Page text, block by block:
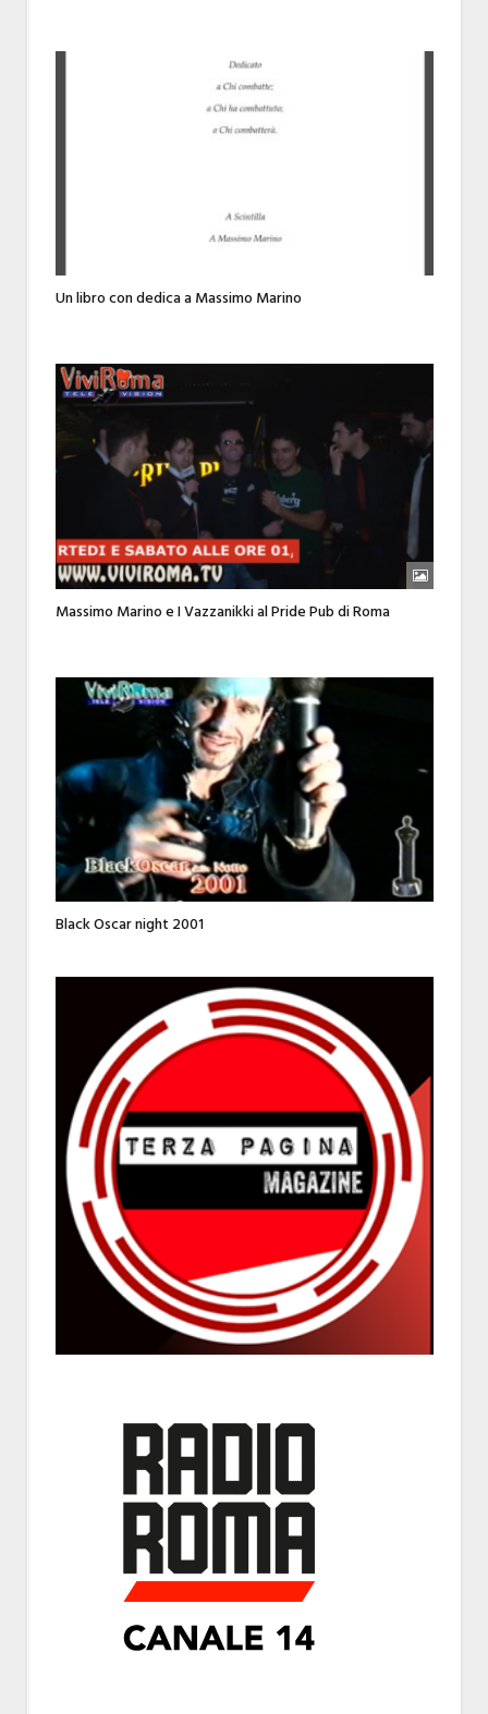
Un libro con dedica a Massimo Marino
Massimo Marino e I Vazzanikki al Pride Pub di Roma
Black Oscar night 2001